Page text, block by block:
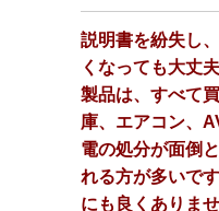
説明書を紛失し
くなっても大丈
製品は、すべて
庫、エアコン、
電の処分が面倒
れる方が多いで
にも良くありま